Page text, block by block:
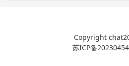
Copyright
苏ICP备